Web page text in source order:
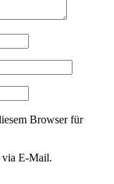
Browser für
via E-Mail.